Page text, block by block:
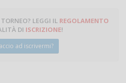
LEGGI IL REGOLAMENTO
DI ISCRIZIONE!
ad iscrivermi?